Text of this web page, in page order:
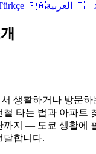
🇸🇦 🇮🇱
생활하거나 방문
타는 법과 아파트
까지 — 도쿄 생활에
달합니다.